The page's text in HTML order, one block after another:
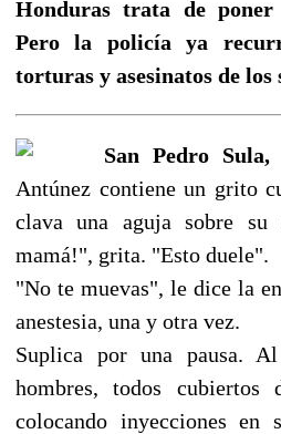
Honduras trata de
Pero la policía ya
torturas y asesinatos de los
San Pedro Sula,
Antúnez contiene un grito
clava una aguja sobre su
mamá!", grita. "Esto duele".
"No te muevas", le dice la
anestesia, una y otra vez.
Suplica por una pausa.
hombres, todos cubiertos
colocando inyecciones en